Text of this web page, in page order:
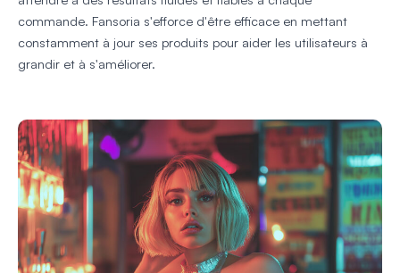
commande. Fansoria s'efforce d'être efficace en mettant
constamment à jour ses produits pour aider les utilisateurs à
grandir et à s'améliorer.